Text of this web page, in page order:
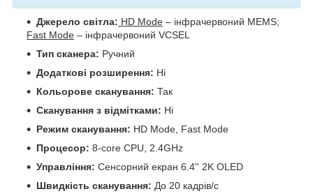
Джерело світла: HD Mode – інфрачервоний MEMS;
Fast Mode – інфрачервоний VCSEL
Тип сканера: Ручний
Додаткові розширення: Ні
Кольорове сканування: Так
Сканування з відмітками: Ні
Режим сканування: HD Mode, Fast Mode
Процесор: 8-core CPU, 2.4GHz
Управління: Сенсорний екран 6.4'' 2K OLED
Швидкість сканування: До 20 кадрів/с